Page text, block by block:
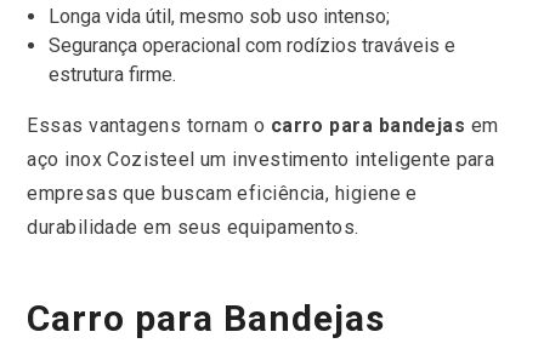
Longa vida útil, mesmo sob uso intenso;
Segurança operacional com rodízios traváveis e
estrutura firme.
Essas vantagens tornam o carro para bandejas em
aço inox Cozisteel um investimento inteligente para
empresas que buscam eficiência, higiene e
durabilidade em seus equipamentos.
Carro para Bandejas